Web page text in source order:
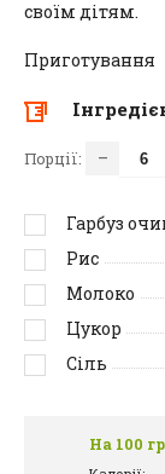
своїм дітям.
Приготування
Порції: –
Гарбуз
Рис
Молоко
Цукор
Сіль
На 100